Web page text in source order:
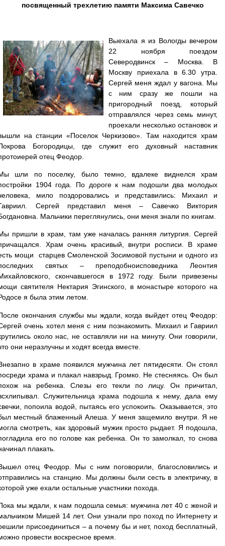
посвященный трехлетию памяти Максима Савечко
Выехала я из Вологды вечером
22 ноября поездом
Северодвинск – Москва. В
Москву приехала в 6.30 утра.
Сергей меня ждал у вагона. Мы
с ним сразу же пошли на
пригородный поезд, который
отправлялся через семь минут,
проехали несколько остановок и
на станции «Поселок Черкизово». Там находится храм
Богородицы, где служит его духовный наставник
отец Феодор.
шли по поселку, было темно, вдалеке виднелся храм
1904 года. По дороге к нам подошли два молодых
мило поздоровались и представились: Михаил и
Сергей представил меня – Савечко Виктория
Мальчики переглянулись, они меня знали по книгам.
пришли в храм, там уже началась ранняя литургия. Сергей
Храм очень красивый, внутри росписи. В храме
мощи старцев Смоленской Зосимовой пустыни и одного из
святых – преподобноисповедника Леонтия
скончавшегося в 1972 году. Были привезены
святителя Нектария Эгинского, в монастыре которого на
я была этим летом.
окончания службы мы ждали, когда выйдет отец Феодор:
очень хотел меня с ним познакомить. Михаил и Гавриил
около нас, не оставляли ни на минуту. Они говорили,
они неразлучны и ходят всегда вместе.
в храме появился мужчина лет пятидесяти. Он стоял
храма и плакал навзрыд. Громко. Не стесняясь. Он был
на ребенка. Слезы его текли по лицу. Он причитал,
Служительница храма подошла к нему, дала ему
попоила водой, пытаясь его успокоить. Оказывается, это
местный блаженный Алеша. У меня защемило внутри. Я не
смотреть, как здоровый мужик просто рыдает. Я подошла,
его по голове как ребенка. Он то замолкал, то снова
плакать.
отец Феодор. Мы с ним поговорили, благословились и
на станцию. Мы должны были сесть в электричку, в
уже ехали остальные участники похода.
мы ждали, к нам подошла семья: мужчина лет 40 с женой и
Мишей 14 лет. Они узнали про поход по Интернету и
присоединиться – а почему бы и нет, поход бесплатный,
провести воскресное время.